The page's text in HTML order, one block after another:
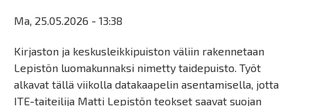
Ma, 25.05.2026 - 13:38
Kirjaston ja keskusleikkipuiston väliin rakennetaan
Lepistön luomakunnaksi nimetty taidepuisto. Työt
alkavat tällä viikolla datakaapelin asentamisella, jotta
ITE-taiteilija Matti Lepistön teokset saavat suojan